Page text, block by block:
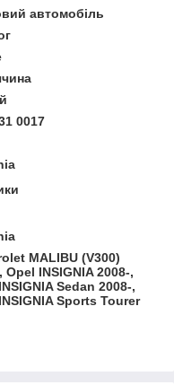
автомобіль
0017
MALIBU (V300)
Opel INSIGNIA 2008-,
Sedan 2008-,
Sports Tourer